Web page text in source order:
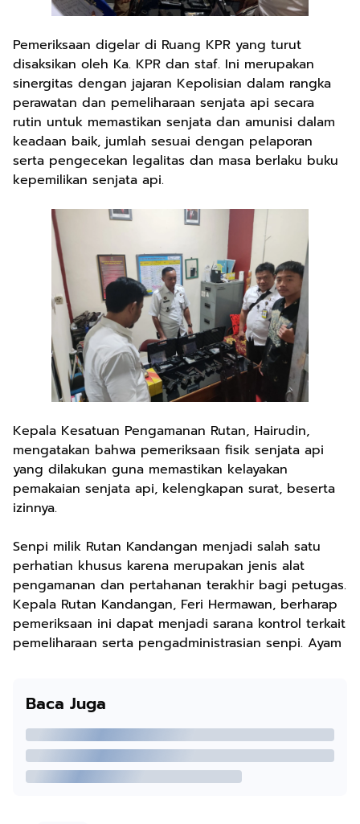
Pemeriksaan digelar di Ruang KPR yang turut
disaksikan oleh Ka. KPR dan staf. Ini merupakan
sinergitas dengan jajaran Kepolisian dalam rangka
perawatan dan pemeliharaan senjata api secara
rutin untuk memastikan senjata dan amunisi dalam
keadaan baik, jumlah sesuai dengan pelaporan
serta pengecekan legalitas dan masa berlaku buku
kepemilikan senjata api.
Kepala Kesatuan Pengamanan Rutan, Hairudin,
mengatakan bahwa pemeriksaan fisik senjata api
yang dilakukan guna memastikan kelayakan
pemakaian senjata api, kelengkapan surat, beserta
izinnya.
Senpi milik Rutan Kandangan menjadi salah satu
perhatian khusus karena merupakan jenis alat
pengamanan dan pertahanan terakhir bagi petugas.
Kepala Rutan Kandangan, Feri Hermawan, berharap
pemeriksaan ini dapat menjadi sarana kontrol terkait
pemeliharaan serta pengadministrasian senpi. Ayam
Baca Juga